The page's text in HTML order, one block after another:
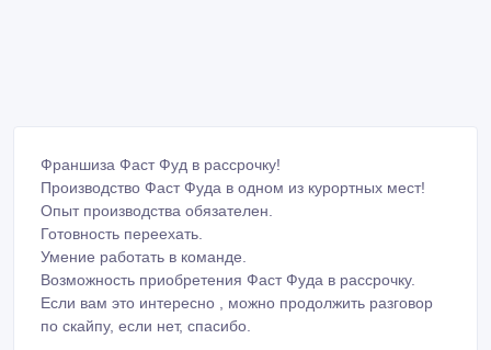
Франшиза Фаст Фуд в рассрочку!
Производство Фаст Фуда в одном из курортных мест!
Опыт производства обязателен.
Готовность переехать.
Умение работать в команде.
Возможность приобретения Фаст Фуда в рассрочку.
Если вам это интересно , можно продолжить разговор
по скайпу, если нет, спасибо.